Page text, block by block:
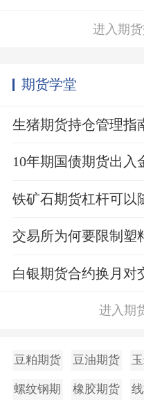
板幅度和交易保证金
进入期
期货学堂
生猪期货持仓管理指
利润？
10年期国债期货出入
铁矿石期货杠杆可以
交易所为何要限制塑
白银期货合约换月对
进入期
豆粕期货 豆油期货
螺纹钢期 橡胶期货